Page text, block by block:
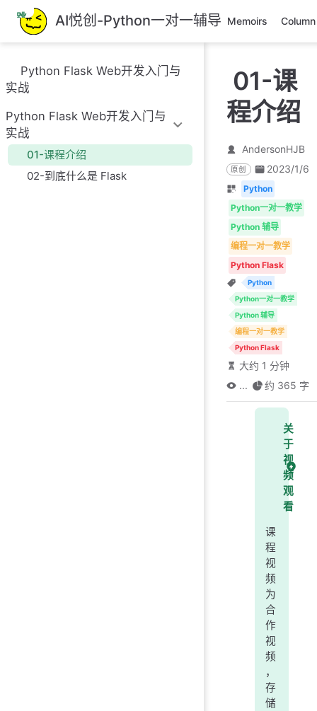
跳
至
主
內
容
AI悦创-Python一对一辅导 Memoirs Column
Python Flask Web开发入门与
实战
Python Flask Web开发入门与
实战
01-课程介绍
02-到底什么是 Flask
01-课
程介绍
AndersonHJB
原创 2023/1/6
Python
Python一对一教学
Python 辅导
编程一对一教学
Python Flask
Python
Python一对一教学
Python 辅导
编程一对一教学
Python Flask
大约 1 分钟
...
约 365 字
关
于
视
频
观
看
课
程
视
频
为
合
作
视
频
，
存
储